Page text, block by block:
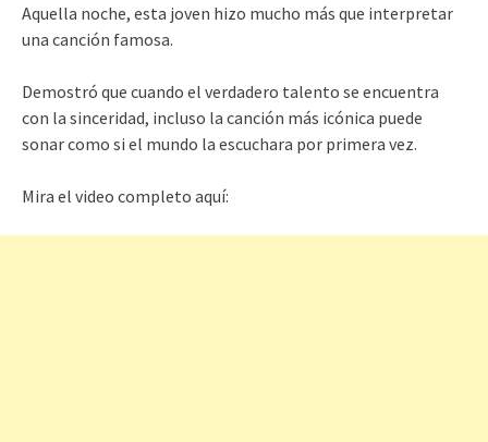
Aquella noche, esta joven hizo mucho más que interpretar
una canción famosa.
Demostró que cuando el verdadero talento se encuentra
con la sinceridad, incluso la canción más icónica puede
sonar como si el mundo la escuchara por primera vez.
Mira el video completo aquí: